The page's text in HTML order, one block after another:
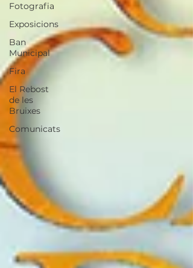
Fotografia
Exposicions
Ban
Municipal
Fira
El Rebost
de les
Bruixes
Comunicats